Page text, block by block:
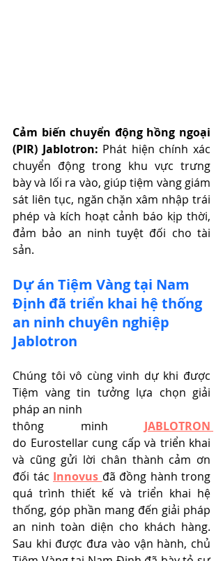
Cảm biến chuyển động hồng ngoại
(PIR) Jablotron: Phát hiện chính xác
chuyển động trong khu vực trưng
bày và lối ra vào, giúp tiệm vàng giám
sát liên tục, ngăn chặn xâm nhập trái
phép và kích hoạt cảnh báo kịp thời,
đảm bảo an ninh tuyệt đối cho tài
sản.
Dự án Tiệm Vàng tại Nam
Định đã triển khai hệ thống
an ninh chuyên nghiệp
Jablotron
Chúng tôi vô cùng vinh dự khi được
Tiệm vàng tin tưởng lựa chọn giải
pháp an ninh
thông minh
JABLOTRON
do Eurostellar cung cấp và triển khai
và cũng gửi lời chân thành cảm ơn
đối tác Innovus đã đồng hành trong
quá trình thiết kế và triển khai hệ
thống, góp phần mang đến giải pháp
an ninh toàn diện cho khách hàng.
Sau khi được đưa vào vận hành, chủ